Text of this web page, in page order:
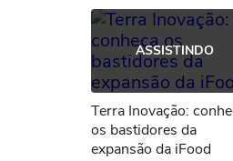
ASSISTINDO
Terra Inovação:
os bastidores da
expansão da iFood